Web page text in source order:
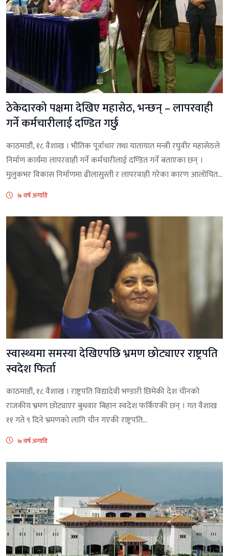
ठेकेदारको पक्षमा देखिए महासेठ, भन्छन् – लापरवाही
गर्ने कर्मचारीलाई दण्डित गर्छु
काठमाडौं, १८ वैशाख । भौतिक पूर्वाधार तथा यातायात मन्त्री रघुवीर महासेठले
निर्माण कार्यमा लापरवाही गर्ने कर्मचारीलाई दण्डित गर्ने बताएका छन् ।
मुलुकभर विकास निर्माणमा ढीलासुस्ती र लापरवाही गरेका कारण आलोचित...
७ वर्ष अगाडि
स्वास्थ्यमा समस्या देखिएपछि भ्रमण छोट्याएर राष्ट्रपति
स्वदेश फिर्ता
काठमाडौं, १८ वैशाख । राष्ट्रपति विद्यादेवी भण्डारी छिमेकी देश चीनको
राजकीय भ्रमण छोट्याएर बुधवार बिहान स्वदेश फर्किएकी छन् । गत वैशाख
११ गते ९ दिने भ्रमणको लागि चीन गएकी राष्ट्रपति...
७ वर्ष अगाडि